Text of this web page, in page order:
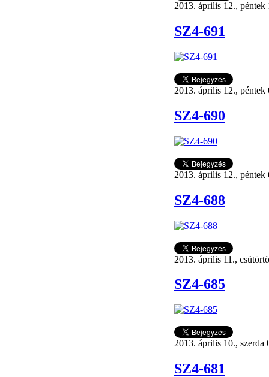
2013. április 12., péntek
SZ4-691
2013. április 12., péntek
SZ4-690
2013. április 12., péntek
SZ4-688
2013. április 11.,
SZ4-685
2013. április 10., szerda
SZ4-681